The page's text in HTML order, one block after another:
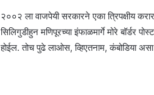
२००२ ला वाजपेयी सरकारने एका त्रिपक्षीय
सिलिगुडीहुन मणिपूरच्या इंफाळमार्गे मोरे बॉर्डर
होईल. तोच पुढे लाओस, व्हिएतनाम, कंबोडिया